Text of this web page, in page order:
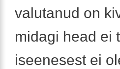
valutanud on
midagi head ei
iseenesest ei